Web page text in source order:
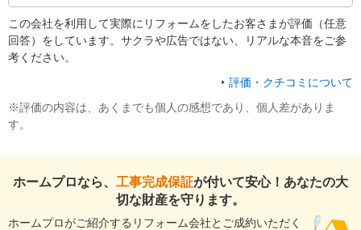
この会社を利用して実際にリフォームをしたお客さまが評価（任意
回答）をしています。サクラや広告ではない、リアルな本音をご参
考ください。
評価・クチコミについて
※評価の内容は、あくまでも個人の感想であり、個人差がありま
す。
ホームプロなら、 工事完成保証が付いて安心！あなたの大
切な財産を守ります。
ホームプロがご紹介するリフォーム会社とご成約いただく